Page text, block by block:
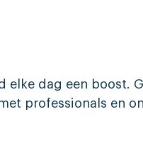
dag een boost.
professionals en